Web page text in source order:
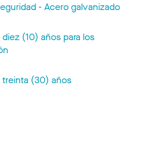
- Acero galvanizado
(10) años para los
treinta (30) años